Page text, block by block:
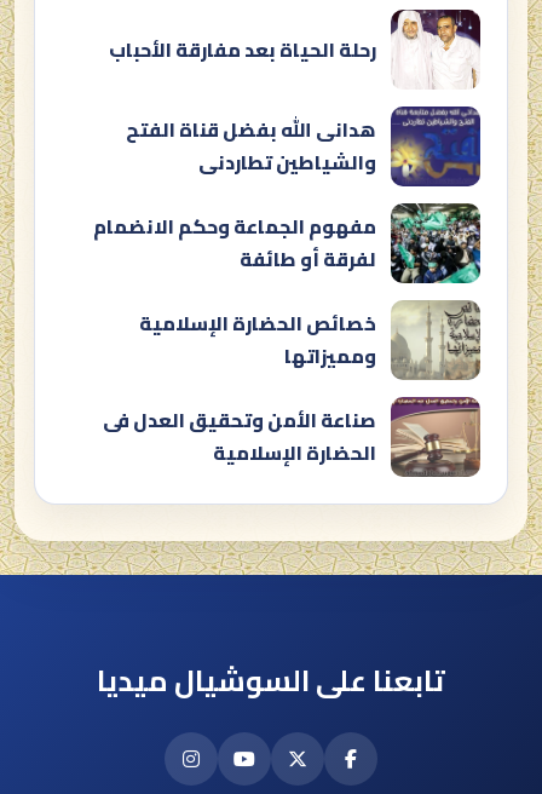
رحلة الحياة بعد مفارقة الأحباب
هدانى الله بفضل قناة الفتح
والشياطين تطاردنى
مفهوم الجماعة وحكم الانضمام
لفرقة أو طائفة
خصائص الحضارة الإسلامية
ومميزاتها
صناعة الأمن وتحقيق العدل فى
الحضارة الإسلامية
تابعنا على السوشيال ميديا